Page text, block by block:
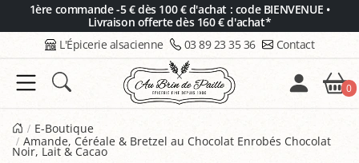
1ère commande -5 € dès 100 € d'achat : code BIENVENUE •
Livraison offerte dès 160 € d'achat*
L'Épicerie alsacienne 03 89 23 35 36 Contact
0
E-Boutique
Amande, Céréale & Bretzel au Chocolat Enrobés Chocolat
Noir, Lait & Cacao
Panneau de gestion des cookies